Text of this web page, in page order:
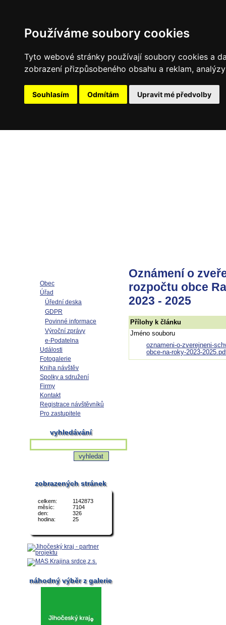
Používáme soubory cookies
Tyto webové stránky používají soubory cookies a
zobrazení přizpůsobeného obsahu a reklam,
Souhlasím Odmítám Upravit mé předvolby
Obec
Úřad
Úřední deska
GDPR
Povinné informace
Výroční zprávy
e-Podatelna
Události
Fotogalerie
Kniha návštěv
Spolky a sdružení
Firmy
Kontakt
Registrace návštěvníků
Pro zastupitele
vyhledávání
zobrazených stránek
celkem:
1142873
měsíc:
7104
den:
326
hodina:
25
náhodný výběr z galerie
Oznámení o
rozpočtu obce
2023 - 2025
Přílohy k článku
Jméno souboru
oznameni-o-zverejneni-
obce-na-roky-2023-